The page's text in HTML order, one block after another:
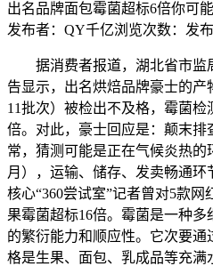
出名品牌面包霉菌超标6倍你可
发布者： QY千亿浏览次数： 发
据消费者报道，湖北省市监
告显示，出名烘焙品牌豪士的产
11批次）被检出不及格，霉菌检
倍。对此，豪士回应是：颠末
常，猜测可能是正在气候炎热的
月），运输、储存、发卖畅通
核心“360尝试室”记者曾对5款
果霉菌超标16倍。霉菌是一种
的繁衍能力和顺应性。它次要
格是生果、面包、乳成品等充